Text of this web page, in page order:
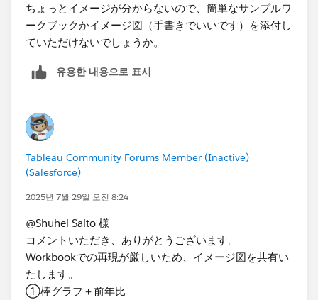
ちょっとイメージが分からないので、簡単なサンプルワ
ークブックかイメージ図（手書きでいいです）を添付し
ていただけないでしょうか。
유용한 내용으로 표시
Tableau Community Forums Member (Inactive)
(Salesforce)
2025년 7월 29일 오전 8:24
@Shuhei Saito 様
コメントいただき、ありがとうございます。
Workbookでの再現が厳しいため、イメージ図を共有い
たします。
①棒グラフ＋前年比